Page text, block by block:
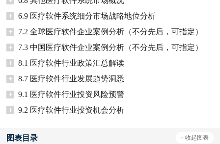
+
6.9 医疗软件系统细分市场战略地位分析
+
7.2 全球医疗软件企业案例分析（不分先后，可指定）
+
7.3 中国医疗软件企业案例分析（不分先后，可指定）
+
8.1 医疗软件行业政策汇总解读
+
8.7 医疗软件行业发展趋势洞悉
+
9.1 医疗软件行业投资风险预警
+
9.2 医疗软件行业投资机会分析
图表目录 - 收起图表